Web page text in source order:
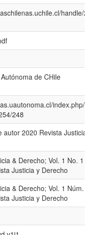
handle/
de CHile
index.php/
248
autor 2020 Revista Justicia
& Derecho; Vol. 1 No. 1
Justicia y Derecho
& Derecho; Vol. 1 Núm. 1
Justicia y Derecho